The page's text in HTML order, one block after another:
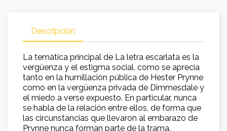
Descripción
La temática principal de La letra escarlata es la
vergüenza y el estigma social, como se aprecia
tanto en la humillación pública de Hester Prynne
como en la vergüenza privada de Dimmesdale y
el miedo a verse expuesto. En particular, nunca
se habla de la relación entre ellos, de forma que
las circunstancias que llevaron al embarazo de
Prynne nunca forman parte de la trama.